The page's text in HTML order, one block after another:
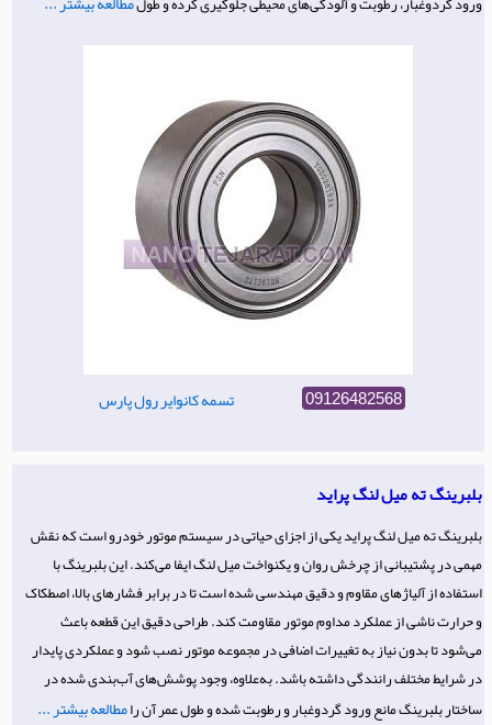
تسمه کانوایر رول پارس 09126482568
بلبرینگ ته میل لنگ پراید
بلبرینگ ته میل لنگ پراید یکی از اجزای حیاتی در سیستم موتور خودرو است که نقش
مهمی در پشتیبانی از چرخش روان و یکنواخت میل لنگ ایفا می‌کند. این بلبرینگ با
استفاده از آلیاژهای مقاوم و دقیق مهندسی شده است تا در برابر فشارهای بالا، اصطکاک
و حرارت ناشی از عملکرد مداوم موتور مقاومت کند. طراحی دقیق این قطعه باعث
می‌شود تا بدون نیاز به تغییرات اضافی در مجموعه موتور نصب شود و عملکردی پایدار
در شرایط مختلف رانندگی داشته باشد. به‌علاوه، وجود پوشش‌های آب‌بندی شده در
ساختار بلبرینگ مانع ورود گردوغبار و رطوبت شده و طول عمر آن رامطالعه بیشتر ...